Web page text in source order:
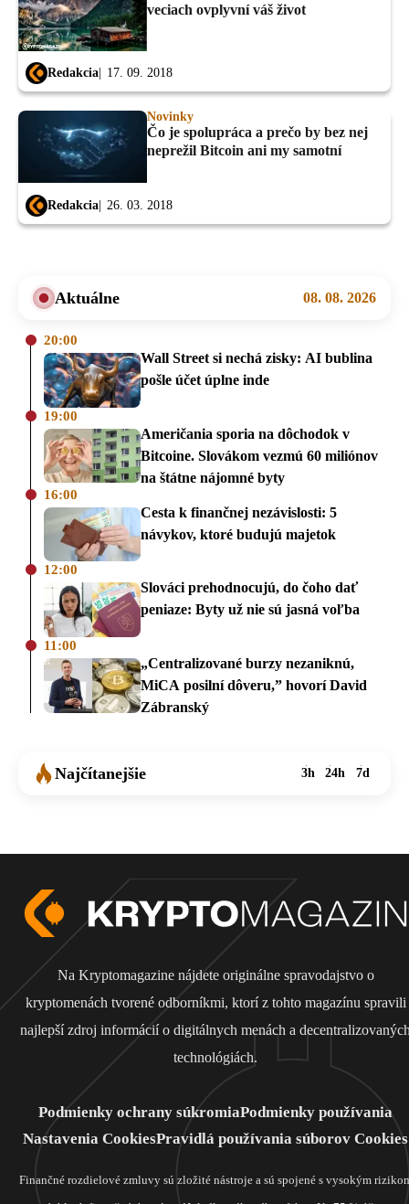
veciach ovplyvní váš život
Redakcia 17. 09. 2018
Novinky
Čo je spolupráca a prečo by bez nej
neprežil Bitcoin ani my samotní
Redakcia 26. 03. 2018
Aktuálne 08. 08. 2026
20:00
Wall Street si nechá zisky: AI bublina
pošle účet úplne inde
19:00
Američania sporia na dôchodok v
Bitcoine. Slovákom vezmú 60 miliónov
na štátne nájomné byty
16:00
Cesta k finančnej nezávislosti: 5
návykov, ktoré budujú majetok
12:00
Slováci prehodnocujú, do čoho dať
peniaze: Byty už nie sú jasná voľba
11:00
„Centralizované burzy nezaniknú,
MiCA posilní dôveru,” hovorí David
Zábranský
Najčítanejšie 3h 24h 7d
Na Kryptomagazine nájdete originálne spravodajstvo o
kryptomenách tvorené odborníkmi, ktorí z tohto magazínu spravili
najlepší zdroj informácií o digitálnych menách a
technológiách.
Podmienky ochrany súkromiaPodmienky používania
Nastavenia CookiesPravidlá používania súborov Cookies
Finančné rozdielové zmluvy sú zložité nástroje a sú spojené s vysokým